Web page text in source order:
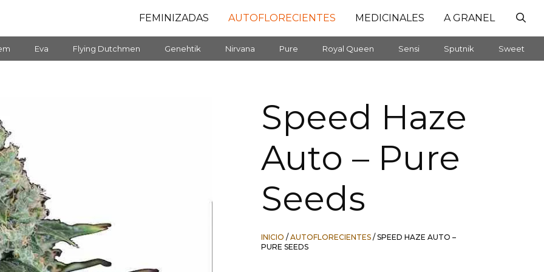
FEMINIZADAS AUTOFLORECIENTES MEDICINALES A GRANEL
Eva Flying Dutchmen Genehtik Nirvana Pure Royal Queen Sensi Sputnik Sweet
Speed Haze
Auto – Pure
Seeds
INICIO /AUTOFLORECIENTES / SPEED HAZE AUTO –
PURE SEEDS